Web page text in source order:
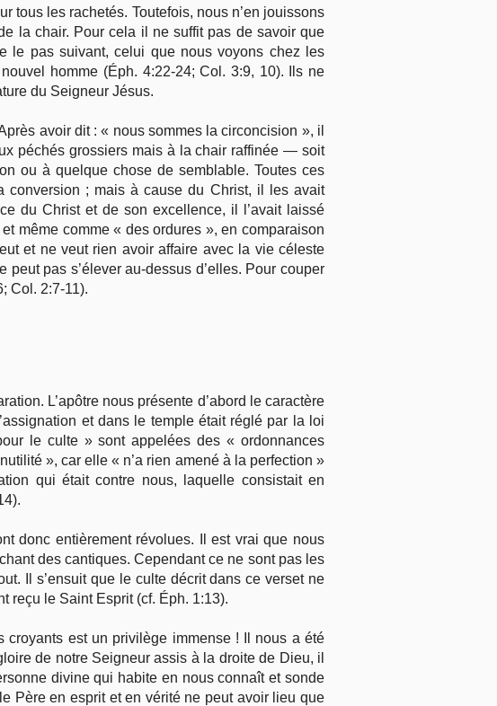
tous les rachetés. Toutefois, nous n’en jouissons
la chair. Pour cela il ne suffit pas de savoir que
le pas suivant, celui que nous voyons chez les
homme (Éph. 4:22-24; Col. 3:9, 10). Ils ne
du Seigneur Jésus.
avoir dit : « nous sommes la circoncision », il
péchés grossiers mais à la chair raffi­née — soit
ou à quelque chose de semblable. Toutes ces
conversion ; mais à cause du Christ, il les avait
du Christ et de son excellence, il l’avait laissé
même comme « des ordures », en comparaison
et ne veut rien avoir affaire avec la vie céleste
pas s’élever au-dessus d’elles. Pour couper
Col. 2:7-11).
L’apôtre nous présente d’abord le caractère
et dans le temple était réglé par la loi
le culte » sont appelées des « ordonnances
», car elle « n’a rien amené à la perfection »
qui était contre nous, laquelle consistait en
donc entièrement révolues. Il est vrai que nous
des cantiques. Cependant ce ne sont pas les
Il s’ensuit que le culte décrit dans ce verset ne
reçu le Saint Esprit (cf. Éph. 1:13).
croyants est un privilège immense ! Il nous a été
de notre Seigneur assis à la droite de Dieu, il
divine qui habite en nous connaît et sonde
Père en esprit et en vérité ne peut avoir lieu que